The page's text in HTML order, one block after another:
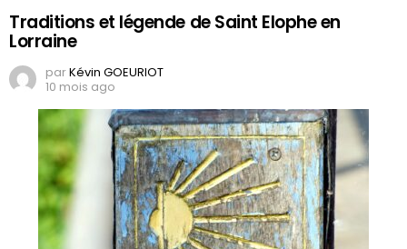
Traditions et légende de Saint Elophe en
Lorraine
parKévin GOEURIOT
10 mois ago